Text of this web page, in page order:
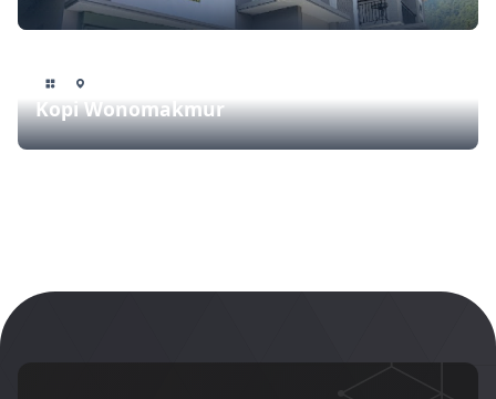
Kopi Wonomakmur